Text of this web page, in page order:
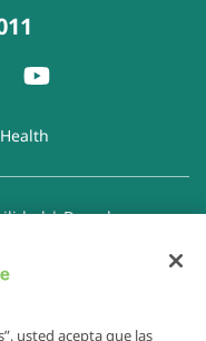
|Derechos y
la Discriminación
a sitios web
usted acepta que las